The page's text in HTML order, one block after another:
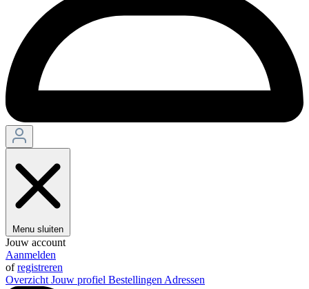
Menu sluiten
Jouw account
Aanmelden
ofregistreren
Overzicht Jouw profiel Bestellingen Adressen